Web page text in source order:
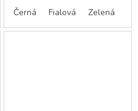
Modrá Červená
Černá Fialová Zelená